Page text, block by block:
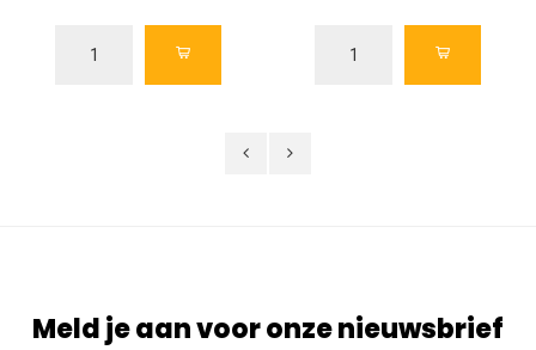
Meld je aan voor onze nieuwsbrief